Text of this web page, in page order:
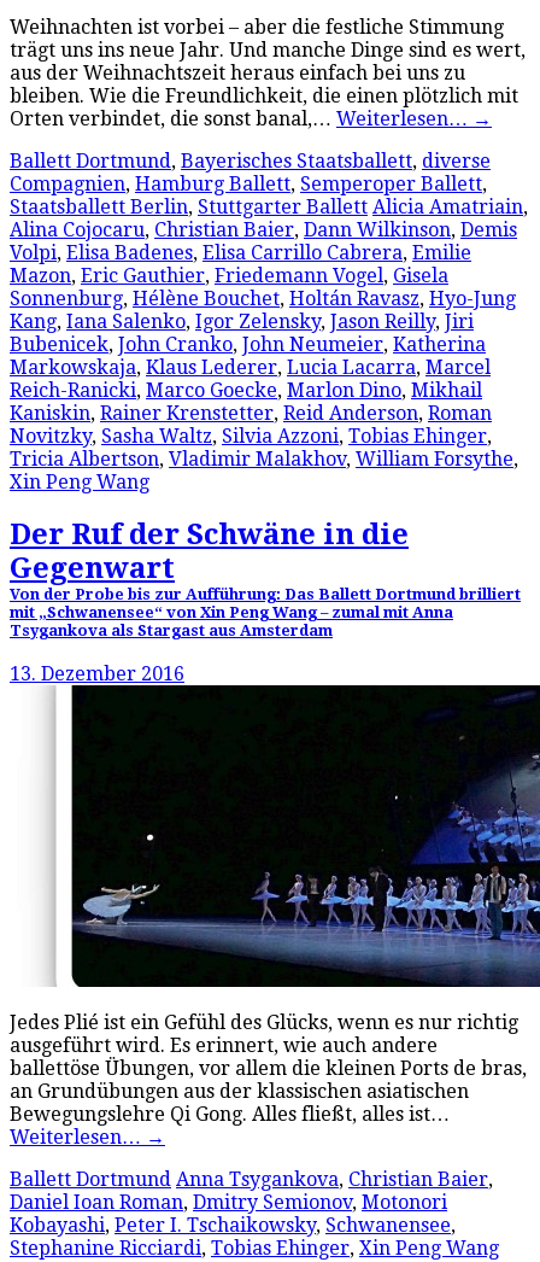
Weihnachten ist vorbei – aber die festliche Stimmung
trägt uns ins neue Jahr. Und manche Dinge sind es wert,
aus der Weihnachtszeit heraus einfach bei uns zu
bleiben. Wie die Freundlichkeit, die einen plötzlich mit
Orten verbindet, die sonst banal,… Weiterlesen… →
Ballett Dortmund, Bayerisches Staatsballett, diverse
Compagnien, Hamburg Ballett, Semperoper Ballett,
Staatsballett Berlin, Stuttgarter Ballett Alicia Amatriain,
Alina Cojocaru, Christian Baier, Dann Wilkinson, Demis
Volpi, Elisa Badenes, Elisa Carrillo Cabrera, Emilie
Mazon, Eric Gauthier, Friedemann Vogel, Gisela
Sonnenburg, Hélène Bouchet, Holtán Ravasz, Hyo-Jung
Kang, Iana Salenko, Igor Zelensky, Jason Reilly, Jiri
Bubenicek, John Cranko, John Neumeier, Katherina
Markowskaja, Klaus Lederer, Lucia Lacarra, Marcel
Reich-Ranicki, Marco Goecke, Marlon Dino, Mikhail
Kaniskin, Rainer Krenstetter, Reid Anderson, Roman
Novitzky, Sasha Waltz, Silvia Azzoni, Tobias Ehinger,
Tricia Albertson, Vladimir Malakhov, William Forsythe,
Xin Peng Wang
Der Ruf der Schwäne in die
Gegenwart
Von der Probe bis zur Aufführung: Das Ballett Dortmund brilliert
mit „Schwanensee“ von Xin Peng Wang – zumal mit Anna
Tsygankova als Stargast aus Amsterdam
13. Dezember 2016
Jedes Plié ist ein Gefühl des Glücks, wenn es nur richtig
ausgeführt wird. Es erinnert, wie auch andere
ballettöse Übungen, vor allem die kleinen Ports de bras,
an Grundübungen aus der klassischen asiatischen
Bewegungslehre Qi Gong. Alles fließt, alles ist…
Weiterlesen… →
Ballett Dortmund Anna Tsygankova, Christian Baier,
Daniel Ioan Roman, Dmitry Semionov, Motonori
Kobayashi, Peter I. Tschaikowsky, Schwanensee,
Stephanine Ricciardi, Tobias Ehinger, Xin Peng Wang